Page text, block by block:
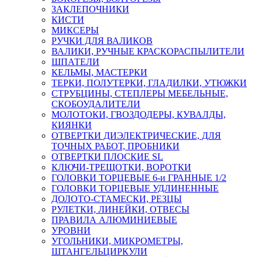
ЗАКЛЕПОЧНИКИ
КИСТИ
МИКСЕРЫ
РУЧКИ ДЛЯ ВАЛИКОВ
ВАЛИКИ, РУЧНЫЕ КРАСКОРАСПЫЛИТЕЛИ
ШПАТЕЛИ
КЕЛЬМЫ, МАСТЕРКИ
ТЕРКИ, ПОЛУТЕРКИ, ГЛАДИЛКИ, УТЮЖКИ
СТРУБЦИНЫ, СТЕПЛЕРЫ МЕБЕЛЬНЫЕ,
СКОБОУДАЛИТЕЛИ
МОЛОТОКИ, ГВОЗДОДЕРЫ, КУВАЛДЫ,
КИЯНКИ
ОТВЕРТКИ ДИЭЛЕКТРИЧЕСКИЕ, ДЛЯ
ТОЧНЫХ РАБОТ, ПРОБНИКИ
ОТВЕРТКИ ПЛОСКИЕ SL
КЛЮЧИ-ТРЕЩОТКИ, ВОРОТКИ
ГОЛОВКИ ТОРЦЕВЫЕ 6-и ГРАННЫЕ 1/2
ГОЛОВКИ ТОРЦЕВЫЕ УДЛИНЕННЫЕ
ДОЛОТО-СТАМЕСКИ, РЕЗЦЫ
РУЛЕТКИ, ЛИНЕЙКИ, ОТВЕСЫ
ПРАВИЛА АЛЮМИНИЕВЫЕ
УРОВНИ
УГОЛЬНИКИ, МИКРОМЕТРЫ,
ШТАНГЕЛЬЦИРКУЛИ